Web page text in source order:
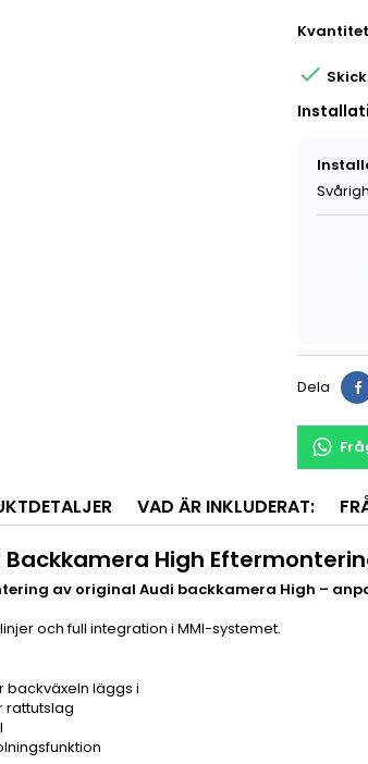
Kvantitet

Dela
VAD ÄR INKLUDERAT:
Backkamera High
av original Audi backkamera High –
och full integration i MMI-systemet.
backväxeln läggs i
rattutslag